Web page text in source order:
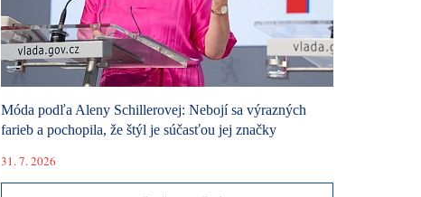
Móda podľa Aleny Schillerovej: Nebojí sa výrazných
farieb a pochopila, že štýl je súčasťou jej značky
31. 7. 2026